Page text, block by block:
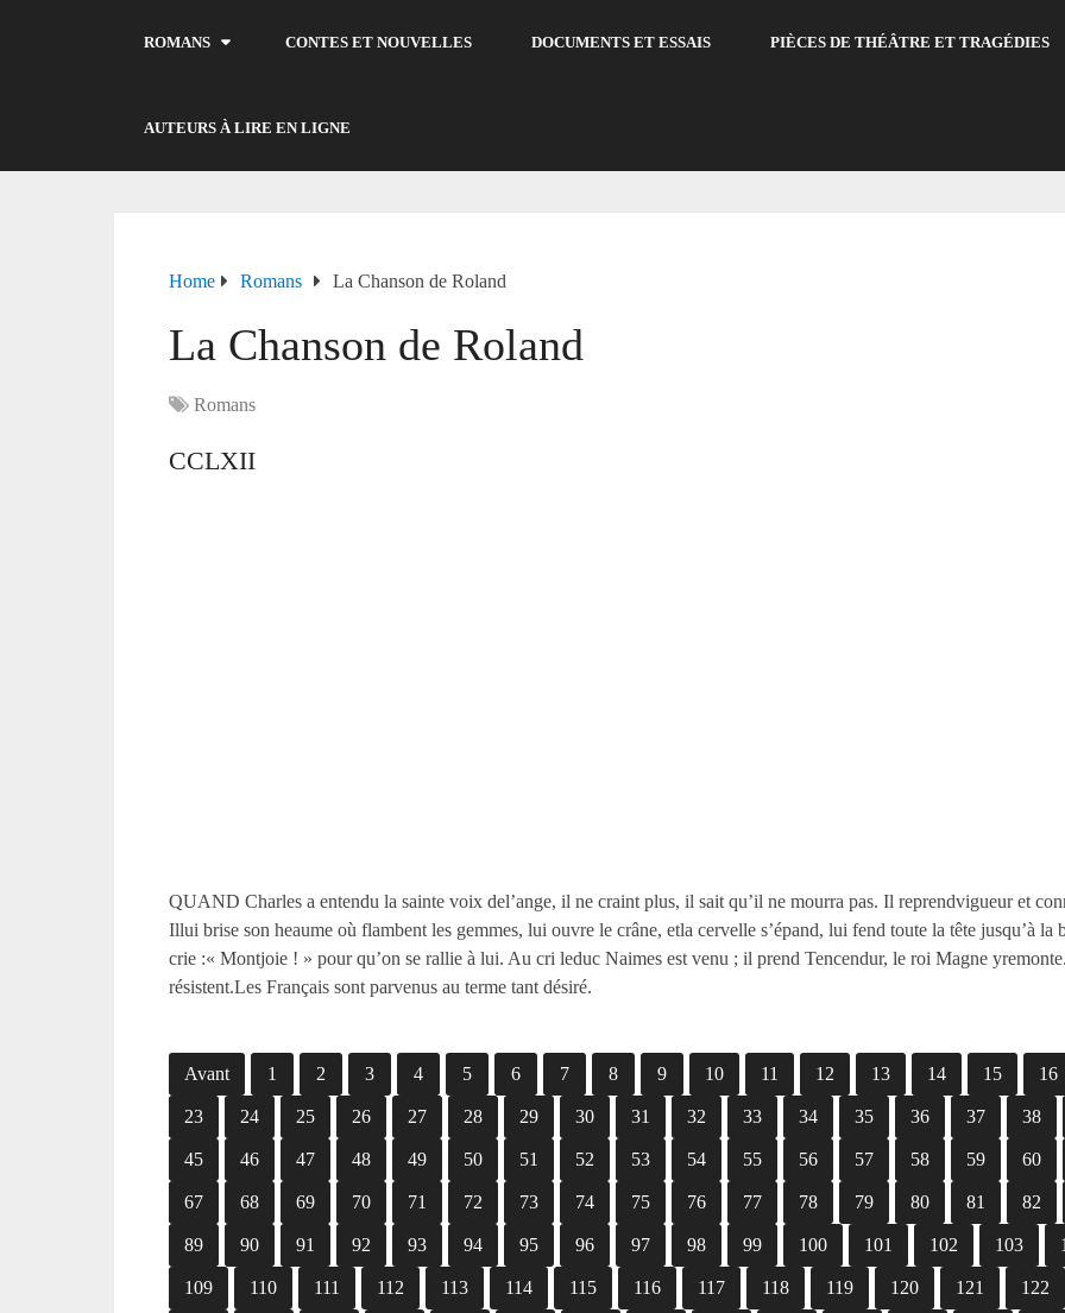
ROMANS CONTES ET NOUVELLES DOCUMENTS ET ESSAIS PIÈCES DE THÉÂTRE ET TRAGÉDIES
AUTEURS À LIRE EN LIGNE
Home Romans La Chanson de Roland
La Chanson de Roland
Romans
CCLXII
QUAND Charles a entendu la sainte voix del’ange, il ne craint plus, il sait qu’il ne mourra pas. Il reprendvigueur et
Illui brise son heaume où flambent les gemmes, lui ouvre le crâne, etla cervelle s’épand, lui fend toute la tête jusqu’à la
crie :« Montjoie ! » pour qu’on se rallie à lui. Au cri leduc Naimes est venu ; il prend Tencendur, le roi Magne
résistent.Les Français sont parvenus au terme tant désiré.
Avant 1 2 3 4 5 6 7 8 9 10 11 12 13 14 15 16
23 24 25 26 27 28 29 30 31 32 33 34 35 36 37 38
45 46 47 48 49 50 51 52 53 54 55 56 57 58 59 60
67 68 69 70 71 72 73 74 75 76 77 78 79 80 81 82
89 90 91 92 93 94 95 96 97 98 99 100 101 102 103
109 110 111 112 113 114 115 116 117 118 119 120 121 122